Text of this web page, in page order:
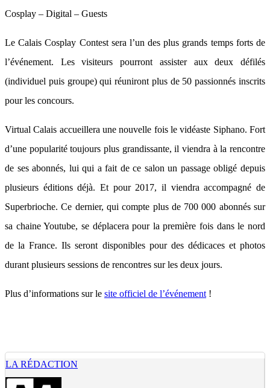
Cosplay – Digital – Guests
Le Calais Cosplay Contest sera l’un des plus grands temps forts de
l’événement. Les visiteurs pourront assister aux deux défilés
(individuel puis groupe) qui réuniront plus de 50 passionnés inscrits
pour les concours.
Virtual Calais accueillera une nouvelle fois le vidéaste Siphano. Fort
d’une popularité toujours plus grandissante, il viendra à la rencontre
de ses abonnés, lui qui a fait de ce salon un passage obligé depuis
plusieurs éditions déjà. Et pour 2017, il viendra accompagné de
Superbrioche. Ce dernier, qui compte plus de 700 000 abonnés sur
sa chaine Youtube, se déplacera pour la première fois dans le nord
de la France. Ils seront disponibles pour des dédicaces et photos
durant plusieurs sessions de rencontres sur les deux jours.
Plus d’informations sur le site officiel de l’événement !
LA RÉDACTION